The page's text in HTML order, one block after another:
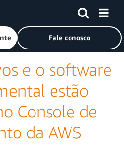
à página inicial da Amazon Web
Fale conosco
e o software
estão
Console de
da AWS